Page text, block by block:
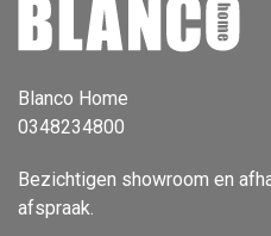
Deco overig
Kussen
Blanco Home
0348234800
Bezichtigen showroom en
afspraak.